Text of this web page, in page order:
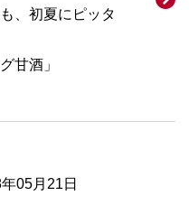
、初夏にピッタ
甘酒」
05月21日